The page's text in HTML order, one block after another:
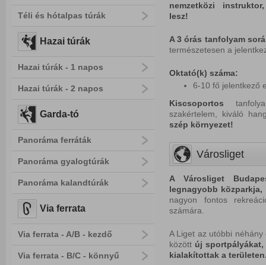
Téli és hótalpas túrák
Hazai túrák
Hazai túrák - 1 napos
Hazai túrák - 2 napos
Garda-tó
Panoráma ferráták
Panoráma gyalogtúrák
Panoráma kalandtúrák
Via ferrata
Via ferrata - A/B - kezdő
Via ferrata - B/C - könnyű
nemzetközi
lesz!
A 3 órás tanfolyam
természetesen a
Oktató(k) száma:
6-10 fő jelentkező
Kiscsoportos
szakértelem, kiváló
szép környezet!
Városliget
A Városliget
legnagyobb közparkja,
nagyon fontos
számára.
A Liget az utóbbi néhány
között új
kialakítottak a